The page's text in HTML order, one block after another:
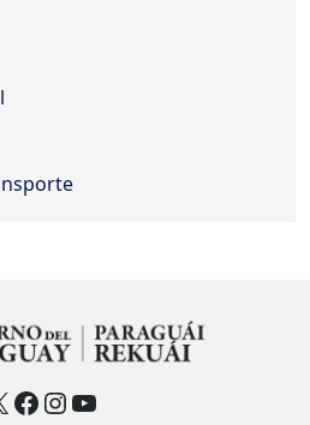
Facebook
Instagram
YouTube